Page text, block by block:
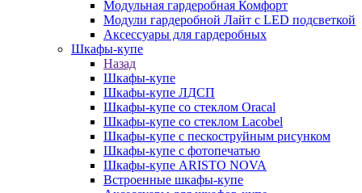
Модульная гардеробная Комфорт
Модули гардеробной Лайт с LED подсветкой
Аксессуары для гардеробных
Шкафы-купе
Назад
Шкафы-купе
Шкафы-купе ЛДСП
Шкафы-купе со стеклом Oracal
Шкафы-купе со стеклом Lacobel
Шкафы-купе с пескоструйным рисунком
Шкафы-купе с фотопечатью
Шкафы-купе ARISTO NOVA
Встроенные шкафы-купе